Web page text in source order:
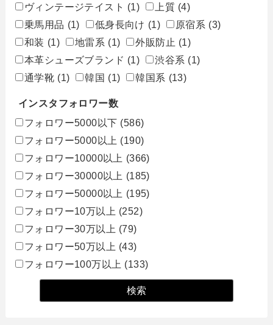
ヴィンテージテイスト (1) 上質 (4)
乗馬用品 (1) 低身長向け (1) 原宿系 (3)
和装 (1) 地雷系 (1) 外販防止 (1)
本革シューズブランド (1) 渋谷系 (1)
通学靴 (1) 韓国 (1) 韓国系 (13)
インスタフォロワー数
フォロワー5000以下 (586)
フォロワー5000以上 (190)
フォロワー10000以上 (366)
フォロワー30000以上 (185)
フォロワー50000以上 (195)
フォロワー10万以上 (252)
フォロワー30万以上 (79)
フォロワー50万以上 (43)
フォロワー100万以上 (133)